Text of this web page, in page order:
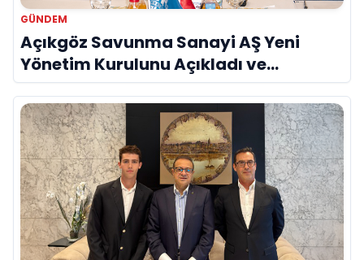
GÜNDEM
Açıkgöz Savunma Sanayi AŞ Yeni
Yönetim Kurulunu Açıkladı ve
Savunma Sanayinde Küresel Vizyon
Vurgusu